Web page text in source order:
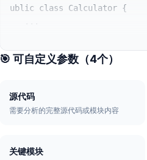
ublic class Calculator {
🎯 可自定义参数（4个）
源代码
需要分析的完整源代码或模块内容
关键模块